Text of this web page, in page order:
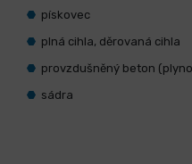
pískovec
plná cihla, děrovaná cihla
provzdušněný beton
sádra